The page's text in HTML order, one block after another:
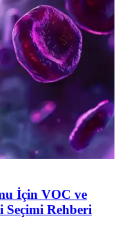
İçin VOC ve
Rehberi